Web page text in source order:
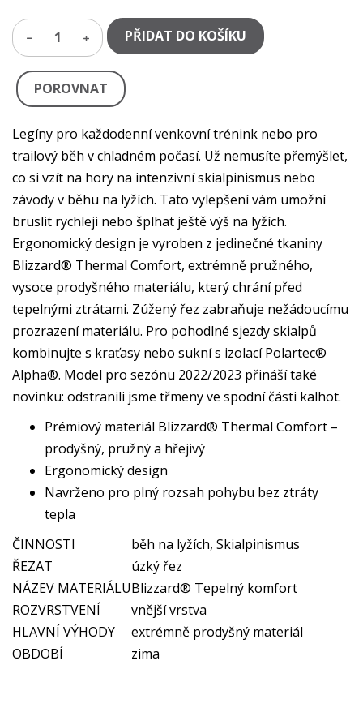
1 PŘIDAT DO KOŠÍKU
POROVNAT
Legíny pro každodenní venkovní trénink nebo pro
trailový běh v chladném počasí. Už nemusíte přemýšlet,
co si vzít na hory na intenzivní skialpinismus nebo
závody v běhu na lyžích. Tato vylepšení vám umožní
bruslit rychleji nebo šplhat ještě výš na lyžích.
Ergonomický design je vyroben z jedinečné tkaniny
Blizzard® Thermal Comfort, extrémně pružného,
vysoce prodyšného materiálu, který chrání před
tepelnými ztrátami. Zúžený řez zabraňuje nežádoucímu
prozrazení materiálu. Pro pohodlné sjezdy skialpů
kombinujte s kraťasy nebo sukní s izolací Polartec®
Alpha®. Model pro sezónu 2022/2023 přináší také
novinku: odstranili jsme třmeny ve spodní části kalhot.
Prémiový materiál Blizzard® Thermal Comfort –
prodyšný, pružný a hřejivý
Ergonomický design
Navrženo pro plný rozsah pohybu bez ztráty
tepla
ČINNOSTI
běh na lyžích, Skialpinismus
ŘEZAT
úzký řez
NÁZEV MATERIÁLUBlizzard® Tepelný komfort
ROZVRSTVENÍ
vnější vrstva
HLAVNÍ VÝHODY
extrémně prodyšný materiál
OBDOBÍ
zima